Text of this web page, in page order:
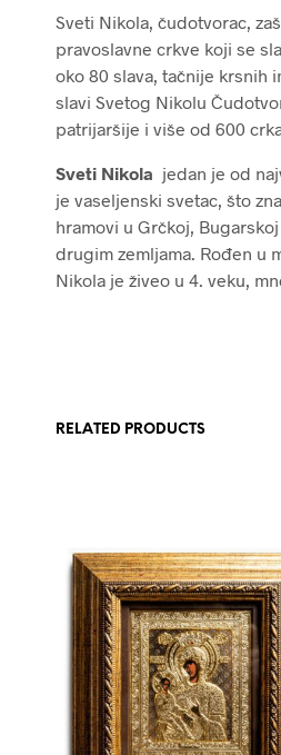
Sveti Nikola, čudotvorac,
pravoslavne crkve koji se
oko 80 slava, tačnije krsnih
slavi Svetog Nikolu
patrijaršije i više od 600
Sveti Nikola jedan je od
je vaseljenski svetac, što
hramovi u Grčkoj,
drugim zemljama. Rođen u
Nikola je živeo u 4. veku,
RELATED PRODUCTS